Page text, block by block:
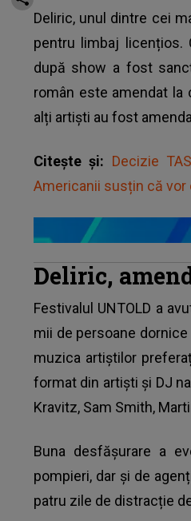
Deliric, unul dintre cei
pentru limbaj licențios.
după show a fost
român este amendat
alți artiști au fost
Citește și: Decizie
Americanii susțin că vor
Deliric,
Festivalul UNTOLD a
mii de persoane
muzica artiștilor
format din artiști și DJ
Kravitz, Sam Smith,
Buna desfășurare a
pompieri, dar și de
patru zile de distracție